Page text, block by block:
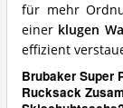
für mehr
einer klugen
effizient
Brubaker Super
Rucksack